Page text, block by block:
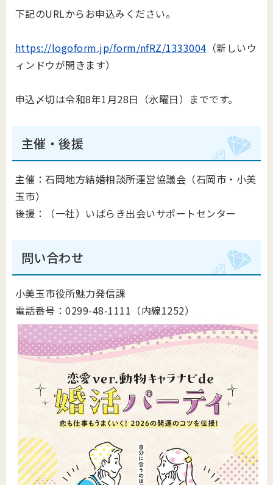
下記のURLからお申込みください。
https://logoform.jp/form/nfRZ/1333004 （新しいウ
ィンドウが開きます）
申込〆切は令和8年1月28日（水曜日）までです。
主催・後援
主催：石岡地方結婚相談所運営協議会（石岡市・小美
玉市）
後援：（一社）いばらき出会いサポートセンター
問い合わせ
小美玉市役所魅力発信課
電話番号：0299-48-1111（内線1252）